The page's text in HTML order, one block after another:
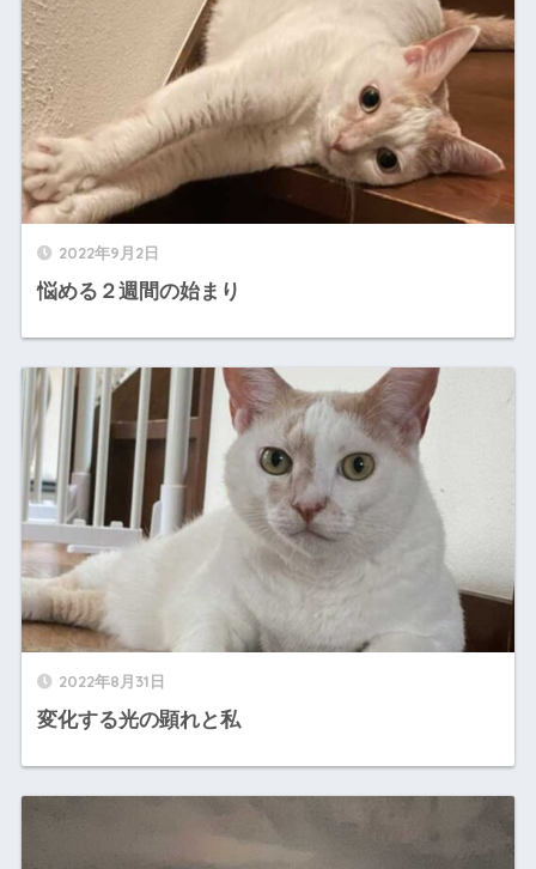
2022年9月2日
悩める２週間の始まり
2022年8月31日
変化する光の顕れと私